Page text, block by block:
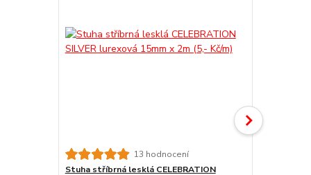
13 hodnocení
Stuha stříbrná lesklá CELEBRATION